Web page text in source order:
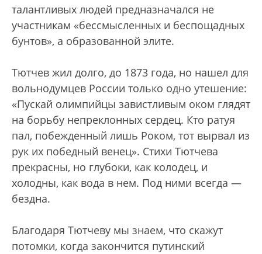
талантливых людей предназначался не
участникам «бессмысленных и беспощадных
бунтов», а образованной элите.
Тютчев жил долго, до 1873 года, но нашел для
вольнодумцев России только одно утешение:
«Пускай олимпийцы завистливым оком глядят
на борьбу непреклонных сердец. Кто ратуя
пал, побежденный лишь Роком, тот вырвал из
рук их победный венец». Стихи Тютчева
прекрасны, но глубоки, как колодец, и
холодны, как вода в нем. Под ними всегда —
бездна.
Благодаря Тютчеву мы знаем, что скажут
потомки, когда закончится путинский